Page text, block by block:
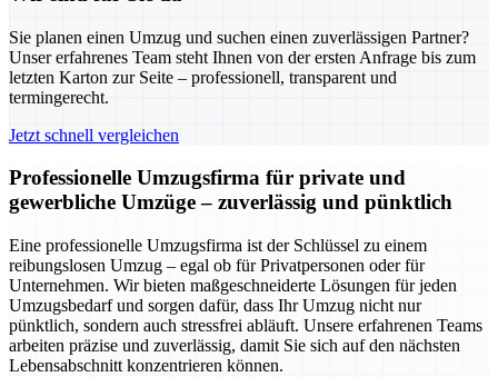
Sie planen einen Umzug und suchen einen zuverlässigen Partner?
Unser erfahrenes Team steht Ihnen von der ersten Anfrage bis zum
letzten Karton zur Seite – professionell, transparent und
termingerecht.
Jetzt schnell vergleichen
Professionelle Umzugsfirma für private und
gewerbliche Umzüge – zuverlässig und pünktlich
Eine professionelle Umzugsfirma ist der Schlüssel zu einem
reibungslosen Umzug – egal ob für Privatpersonen oder für
Unternehmen. Wir bieten maßgeschneiderte Lösungen für jeden
Umzugsbedarf und sorgen dafür, dass Ihr Umzug nicht nur
pünktlich, sondern auch stressfrei abläuft. Unsere erfahrenen Teams
arbeiten präzise und zuverlässig, damit Sie sich auf den nächsten
Lebensabschnitt konzentrieren können.